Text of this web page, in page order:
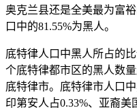
奥克兰县还是全美最为富
口中的81.55%为黑人。
底特律人口中黑人所占的
个底特律都市区的黑人数
底特律市。底特律市人口中
印第安人占0.33%、亚裔美